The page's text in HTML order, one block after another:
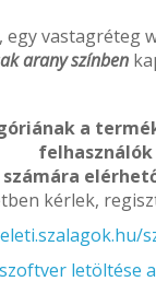
egy vastagréteg
arany színben
a
felhasználók
számára
kérlek,
letöltése